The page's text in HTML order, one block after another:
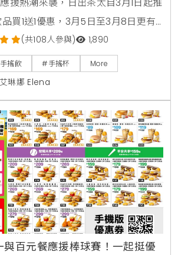
買1送1優惠，3月5日至3月8日更有
取活動，民眾只需於社群留言應援
詳細優惠攻略，一起為台灣英雄加
(共108人參與) 1,890
搖飲 #手搖杯 More
琳娜 Elena
與百元餐應援棒球賽！一起挺優